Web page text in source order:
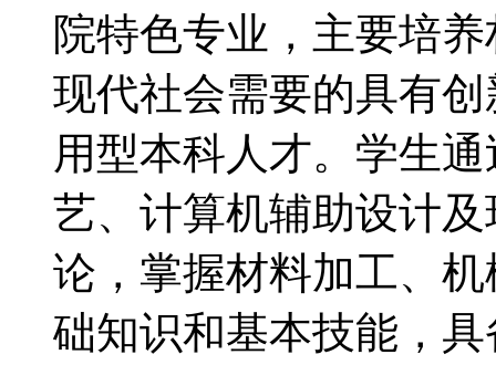
院特色专业，主要培
现代社会需要的具有
用型本科人才。学生
艺、计算机辅助设计
论，掌握材料加工、
础知识和基本技能，